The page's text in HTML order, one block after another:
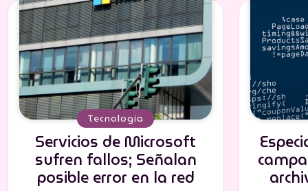
Tecnología
Servicios de Microsoft
sufren fallos; Señalan
posible error en la red